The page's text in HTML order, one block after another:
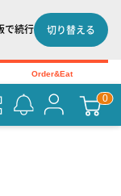
で続行 切り替える
Order&Eat